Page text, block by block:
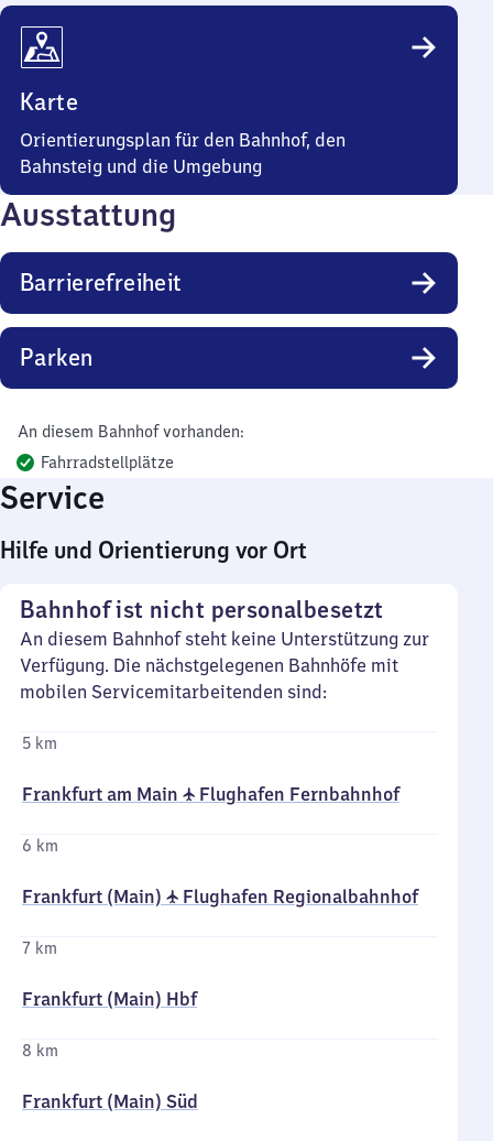
Karte
Orientierungsplan für den Bahnhof, den
Bahnsteig und die Umgebung
Ausstattung
Barrierefreiheit
Parken
An diesem Bahnhof vorhanden:
Fahrradstellplätze
Service
Hilfe und Orientierung vor Ort
Bahnhof ist nicht personalbesetzt
An diesem Bahnhof steht keine Unterstützung zur
Verfügung. Die nächstgelegenen Bahnhöfe mit
mobilen Servicemitarbeitenden sind:
5 km
Frankfurt am Main ✈ Flughafen Fernbahnhof
6 km
Frankfurt (Main) ✈ Flughafen Regionalbahnhof
7 km
Frankfurt (Main) Hbf
8 km
Frankfurt (Main) Süd